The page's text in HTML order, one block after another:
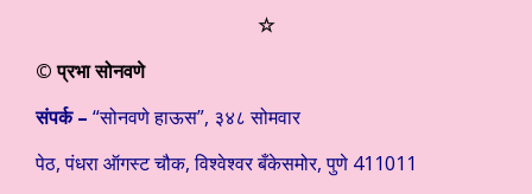
☆
© प्रभा सोनवणे
संपर्क – “सोनवणे हाऊस”, ३४८ सोमवार
पेठ, पंधरा ऑगस्ट चौक, विश्वेश्वर बँकेसमोर, पुणे 411011